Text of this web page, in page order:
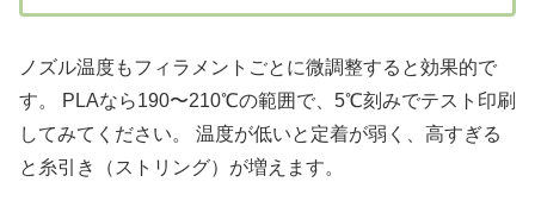
ノズル温度もフィラメントごとに微調整すると効果的で
す。 PLAなら190〜210℃の範囲で、5℃刻みでテスト印刷
してみてください。 温度が低いと定着が弱く、高すぎる
と糸引き（ストリング）が増えます。